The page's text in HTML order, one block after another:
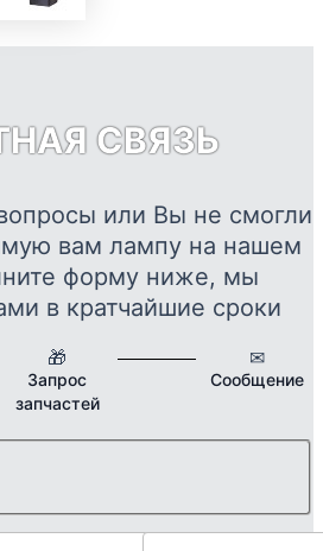
товара.57832 ₽
СВЯЗЬ
или Вы не смогли
вам лампу на нашем
форму ниже, мы
в кратчайшие сроки
🎁
Запрос
запчастей
✉
Сообщение